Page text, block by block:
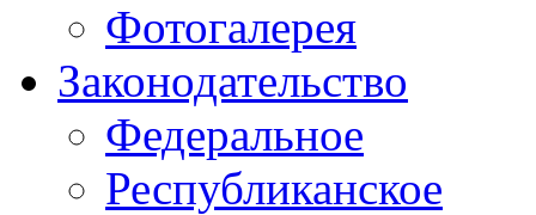
Фотогалерея
Законодательство
Федеральное
Республиканское